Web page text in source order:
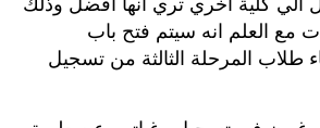
مع العلم انه سيتم فتح باب
طلاب المرحلة الثالثة من تسجيل